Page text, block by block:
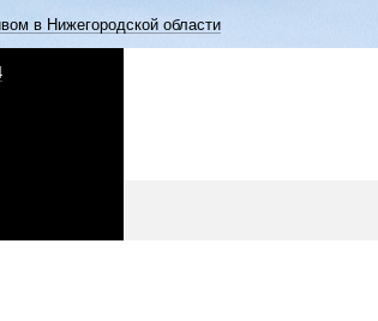
в Нижегородской области